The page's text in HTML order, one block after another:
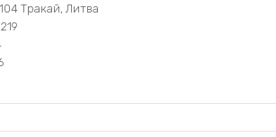
Тракай, Литва